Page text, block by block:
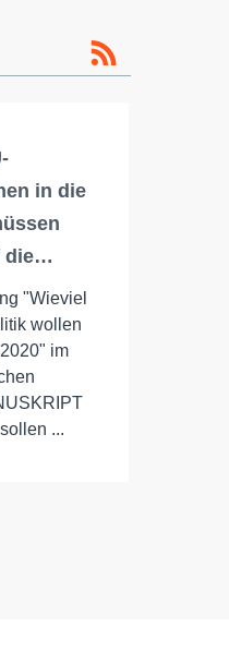
in die
die…
"Wieviel
wollen
im
...